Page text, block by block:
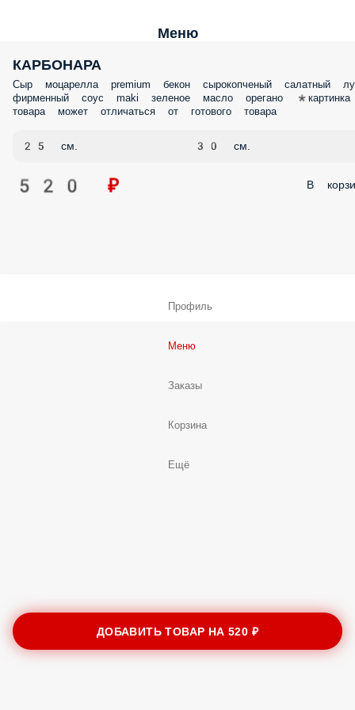
Меню
КАРБОНАРА
Сыр моцарелла premium бекон сырокопченый салатный
фирменный соус maki зеленое масло орегано *картинка
товара может отличаться от готового товара
25 см. 30 см.
520 ₽ В
ДОБАВИТЬ ТОВАР НА520 ₽
Профиль
Меню
Заказы
Корзина
Ещё